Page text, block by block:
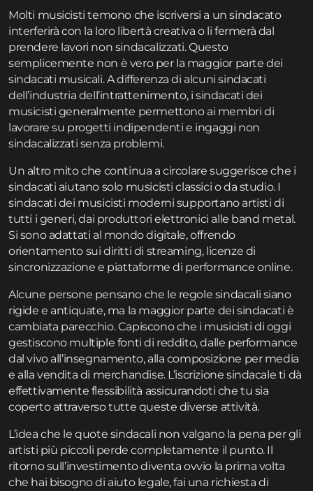
Molti musicisti temono che iscriversi a un sindacato
interferirà con la loro libertà creativa o li fermerà dal
prendere lavori non sindacalizzati. Questo
semplicemente non è vero per la maggior parte dei
sindacati musicali. A differenza di alcuni sindacati
dell’industria dell’intrattenimento, i sindacati dei
musicisti generalmente permettono ai membri di
lavorare su progetti indipendenti e ingaggi non
sindacalizzati senza problemi.
Un altro mito che continua a circolare suggerisce che i
sindacati aiutano solo musicisti classici o da studio. I
sindacati dei musicisti moderni supportano artisti di
tutti i generi, dai produttori elettronici alle band metal.
Si sono adattati al mondo digitale, offrendo
orientamento sui diritti di streaming, licenze di
sincronizzazione e piattaforme di performance online.
Alcune persone pensano che le regole sindacali siano
rigide e antiquate, ma la maggior parte dei sindacati è
cambiata parecchio. Capiscono che i musicisti di oggi
gestiscono multiple fonti di reddito, dalle performance
dal vivo all’insegnamento, alla composizione per media
e alla vendita di merchandise. L’iscrizione sindacale ti dà
effettivamente flessibilità assicurandoti che tu sia
coperto attraverso tutte queste diverse attività.
L’idea che le quote sindacali non valgano la pena per gli
artisti più piccoli perde completamente il punto. Il
ritorno sull’investimento diventa ovvio la prima volta
che hai bisogno di aiuto legale, fai una richiesta di